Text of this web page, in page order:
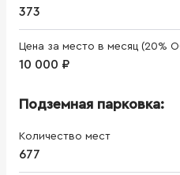
373
Цена за место в месяц (20%
10 000 ₽
Подземная парковка:
Количество мест
677